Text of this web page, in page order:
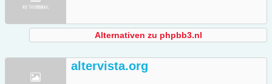
Alternativen zu phpbb3.nl
altervista.org